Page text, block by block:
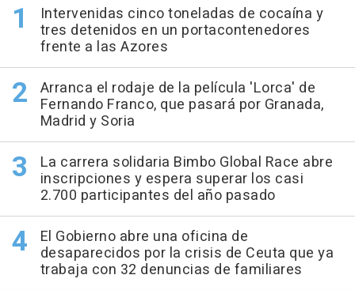
Intervenidas cinco toneladas de cocaína y
tres detenidos en un portacontenedores
frente a las Azores
Arranca el rodaje de la película 'Lorca' de
Fernando Franco, que pasará por Granada,
Madrid y Soria
La carrera solidaria Bimbo Global Race abre
inscripciones y espera superar los casi
2.700 participantes del año pasado
El Gobierno abre una oficina de
desaparecidos por la crisis de Ceuta que ya
trabaja con 32 denuncias de familiares